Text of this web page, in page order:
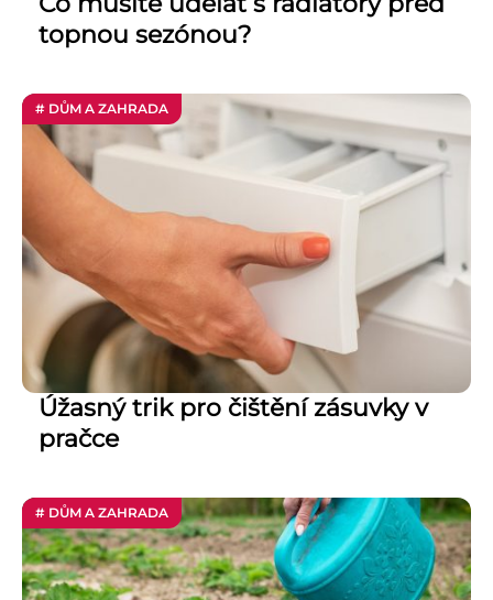
topnou sezónou?
# DŮM A ZAHRADA
Úžasný trik pro čištění zásuvky v
pračce
# DŮM A ZAHRADA